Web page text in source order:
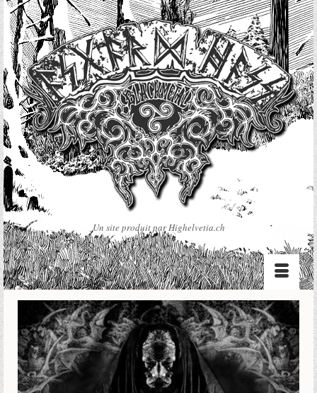
Un site produit par Highelvetia.ch